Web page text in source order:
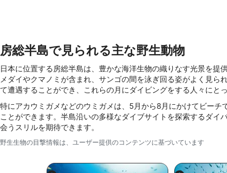
房総半島で見られる主な野生動物
日本に位置する房総半島は、豊かな海洋生物の織りなす光景を
メダイやクマノミが含まれ、サンゴの間を泳ぎ回る姿がよく見
て遭遇することができ、これらの月にダイビングをする人々にと
特にアカウミガメなどのウミガメは、5月から8月にかけてビー
ことができます。半島沿いの多様なダイブサイトを探索するダ
会うスリルを期待できます。
野生生物の目撃情報は、ユーザー提供のコンテンツに基づいています
必要
性能
機能的
広告